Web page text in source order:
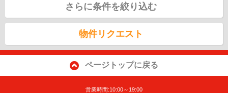
さらに条件を絞り込む
物件リクエスト
ページトップに戻る
営業時間:10:00～19:00